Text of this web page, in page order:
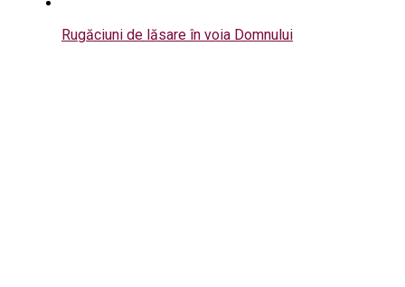
Rugăciuni de lăsare în voia Domnului